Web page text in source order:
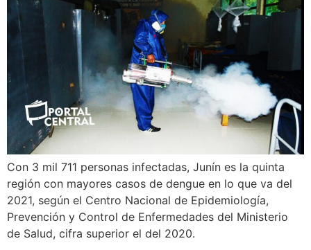
Con 3 mil 711 personas infectadas, Junín es la quinta
región con mayores casos de dengue en lo que va del
2021, según el Centro Nacional de Epidemiología,
Prevención y Control de Enfermedades del Ministerio
de Salud, cifra superior el del 2020.